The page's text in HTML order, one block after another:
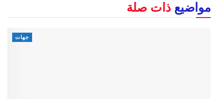
مواضيع ذات صلة
جهات